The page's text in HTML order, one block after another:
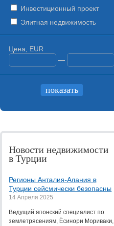
Инвестиционный проект
Элитная недвижимость
Цена, EUR
—
Новости недвижимости
в Турции
Регионы Анталия-Алания в
Турции сейсмически безопасны
14 Апреля 2025
Ведущий японский специалист по
землетрясениям, Ёсинори Мориваки,